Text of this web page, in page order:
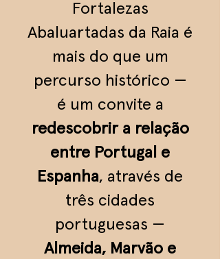
Fortalezas
Abaluartadas da Raia é
mais do que um
percurso histórico —
é um convite a
redescobrir a relação
entre Portugal e
Espanha, através de
três cidades
portuguesas —
Almeida, Marvão e